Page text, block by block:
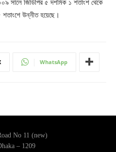
সালে জিডিপির ৫ দশমিক ১ শতাংশ থেকে
উন্নীত হয়েছে।
WhatsApp
No 11 (new)
– 1209